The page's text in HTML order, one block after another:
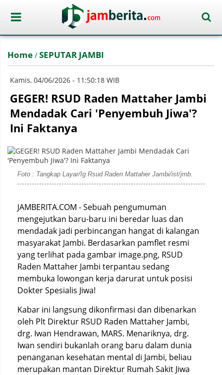
Home / SEPUTAR JAMBI
Kamis, 04/06/2026 - 11:50:18 WIB
GEGER! RSUD Raden Mattaher Jambi
Mendadak Cari 'Penyembuh Jiwa'?
Ini Faktanya
Foto : Tangkap Layar/Ig Rsud Raden Mattaher Jambi/ist/jmb.
JAMBERITA.COM - Sebuah pengumuman
mengejutkan baru-baru ini beredar luas dan
mendadak jadi perbincangan hangat di kalangan
masyarakat Jambi. Berdasarkan pamflet resmi
yang terlihat pada gambar image.png, RSUD
Raden Mattaher Jambi terpantau sedang
membuka lowongan kerja darurat untuk posisi
Dokter Spesialis Jiwa!
Kabar ini langsung dikonfirmasi dan dibenarkan
oleh Plt Direktur RSUD Raden Mattaher Jambi,
drg. Iwan Hendrawan, MARS. Menariknya, drg.
Iwan sendiri bukanlah orang baru dalam dunia
penanganan kesehatan mental di Jambi, beliau
merupakan mantan Direktur Rumah Sakit Jiwa